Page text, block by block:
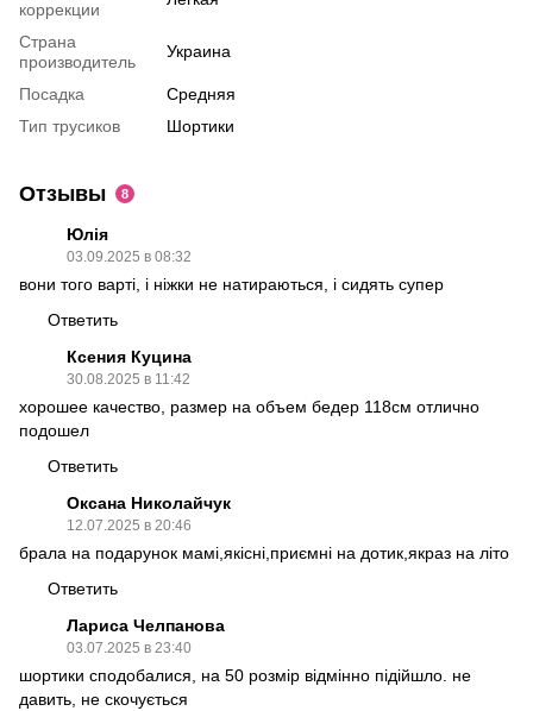
коррекции
Страна
производитель
Украина
Посадка
Средняя
Тип трусиков
Шортики
Отзывы 8
Юлія
03.09.2025 в 08:32
вони того варті, і ніжки не натираються, і сидять супер
Ответить
Ксения Куцина
30.08.2025 в 11:42
хорошее качество, размер на объем бедер 118см отлично
подошел
Ответить
Оксана Николайчук
12.07.2025 в 20:46
брала на подарунок мамі,якісні,приємні на дотик,якраз на літо
Ответить
Лариса Челпанова
03.07.2025 в 23:40
шортики сподобалися, на 50 розмір відмінно підійшло. не
давить, не скочується